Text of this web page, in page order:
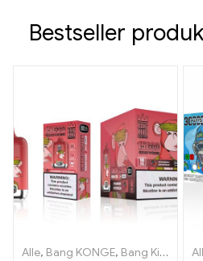
Bestseller
Alle, Bang KONGE, Bang King Smart skærm 15000 Puff